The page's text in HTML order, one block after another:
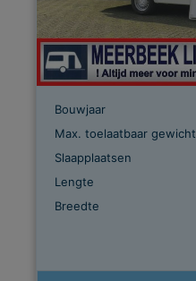
Bouwjaar
Max. toelaatbaar gewicht
Slaapplaatsen
Lengte
Breedte